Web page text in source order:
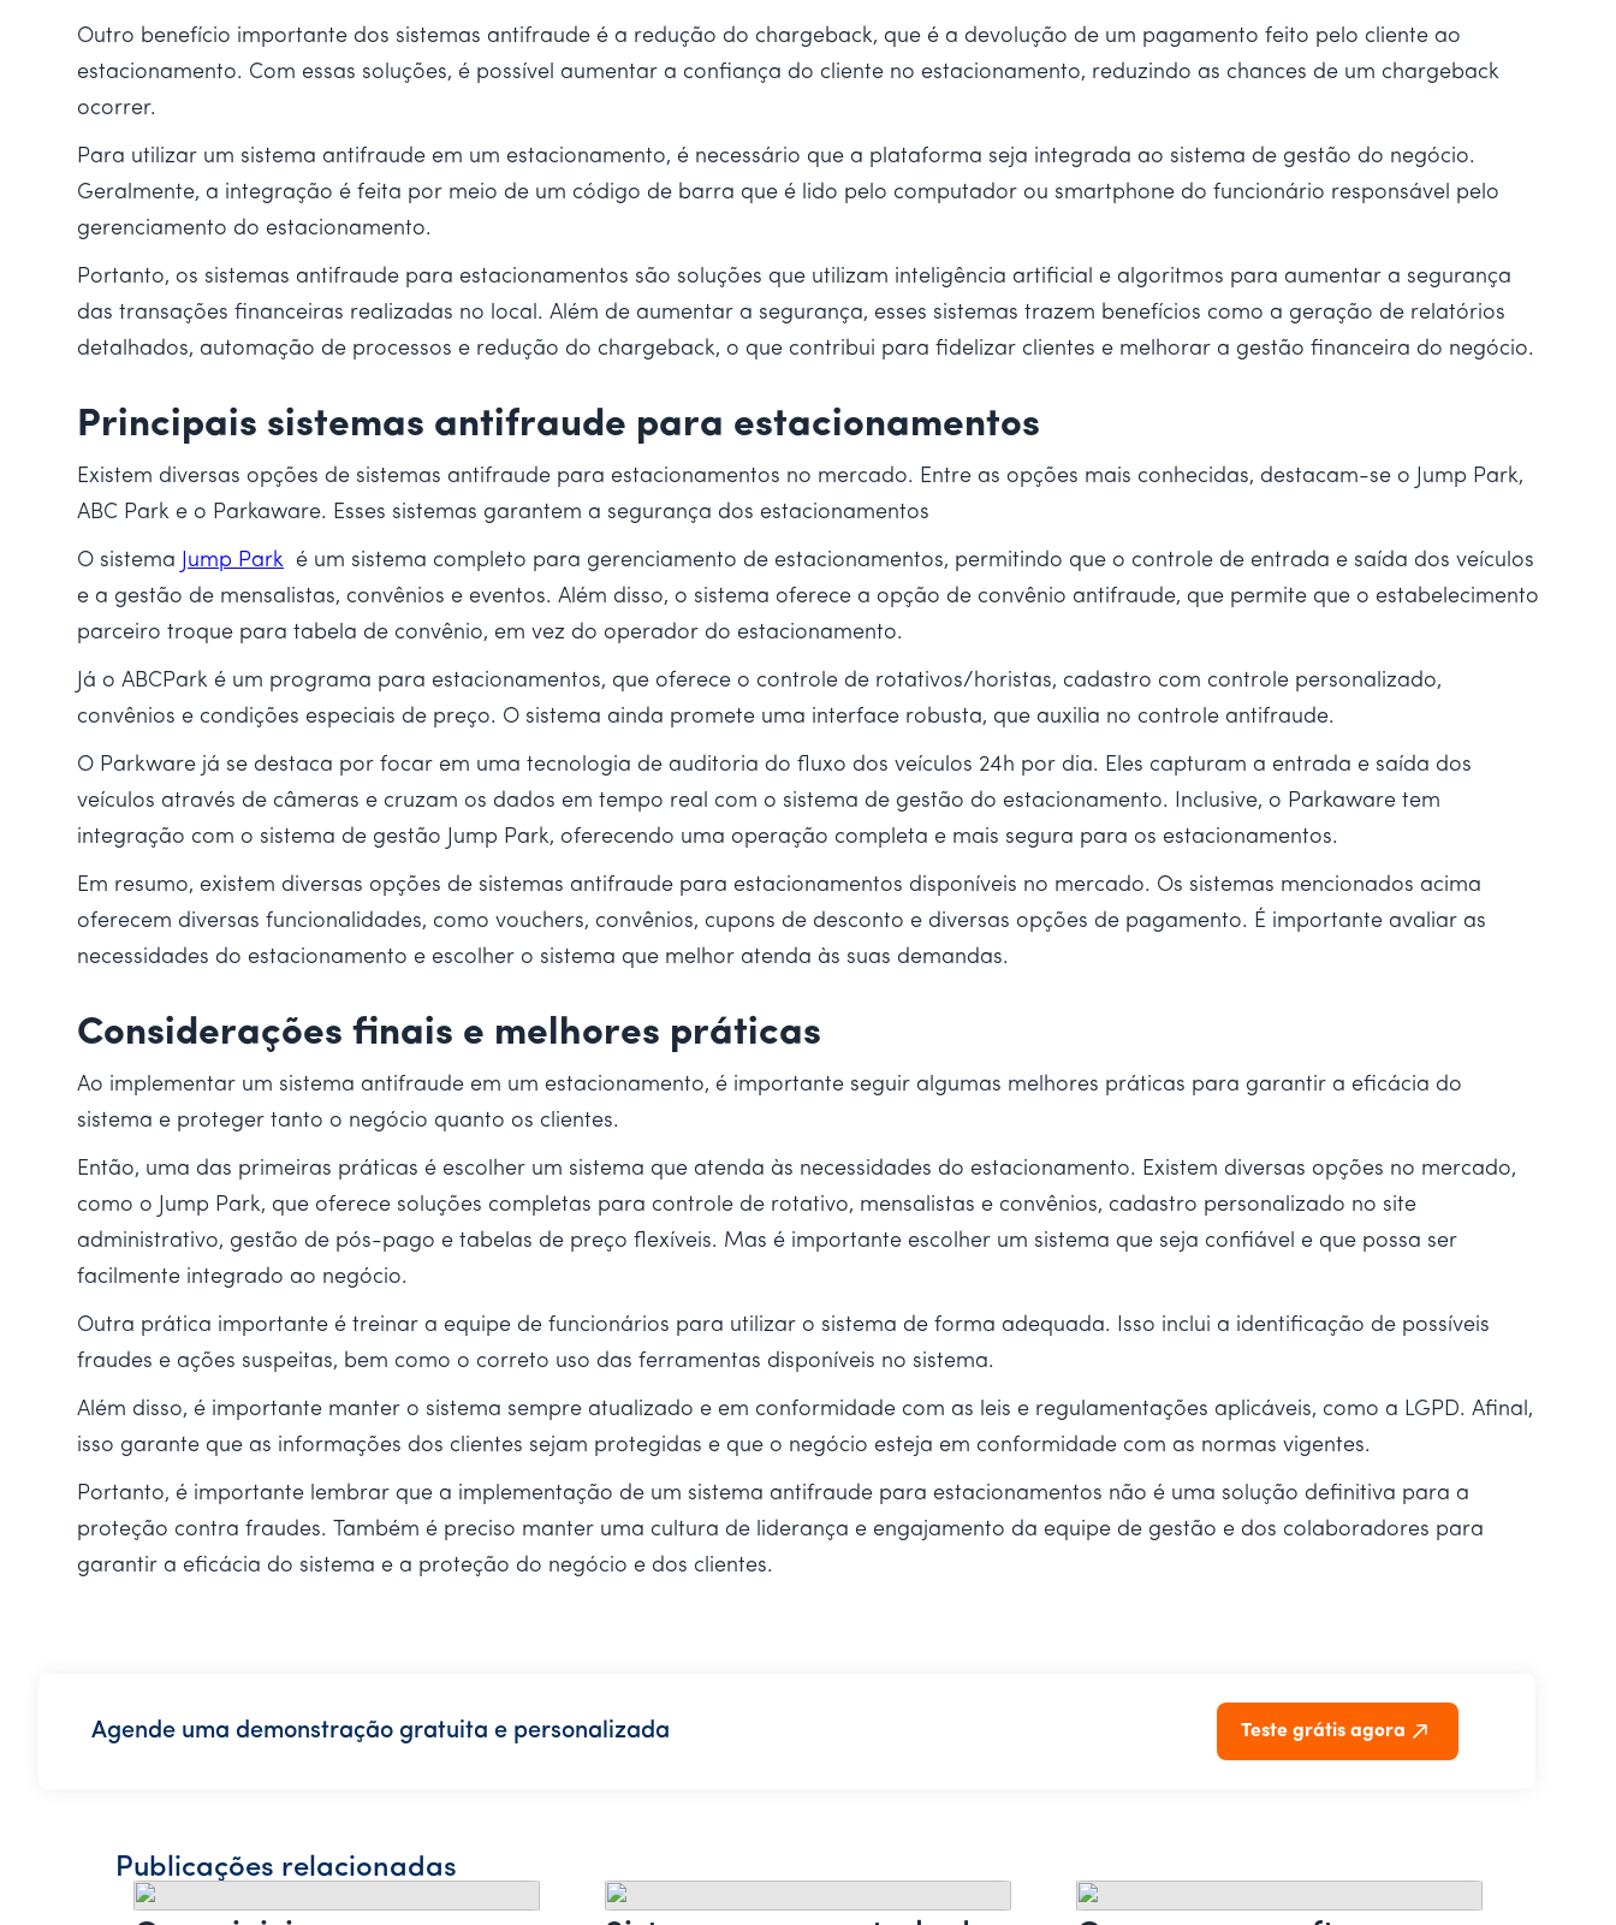
Outro benefício importante dos sistemas antifraude é a redução do chargeback, que é a devolução de um pagamento feito pelo cliente ao
estacionamento. Com essas soluções, é possível aumentar a confiança do cliente no estacionamento, reduzindo as chances de um chargeback
ocorrer.
Para utilizar um sistema antifraude em um estacionamento, é necessário que a plataforma seja integrada ao sistema de gestão do negócio.
Geralmente, a integração é feita por meio de um código de barra que é lido pelo computador ou smartphone do funcionário responsável pelo
gerenciamento do estacionamento.
Portanto, os sistemas antifraude para estacionamentos são soluções que utilizam inteligência artificial e algoritmos para aumentar a segurança
das transações financeiras realizadas no local. Além de aumentar a segurança, esses sistemas trazem benefícios como a geração de relatórios
detalhados, automação de processos e redução do chargeback, o que contribui para fidelizar clientes e melhorar a gestão financeira do negócio.
Principais sistemas antifraude para estacionamentos
Existem diversas opções de sistemas antifraude para estacionamentos no mercado. Entre as opções mais conhecidas, destacam-se o Jump Park,
ABC Park e o Parkaware. Esses sistemas garantem a segurança dos estacionamentos
O sistema Jump Park é um sistema completo para gerenciamento de estacionamentos, permitindo que o controle de entrada e saída dos veículos
e a gestão de mensalistas, convênios e eventos. Além disso, o sistema oferece a opção de convênio antifraude, que permite que o estabelecimento
parceiro troque para tabela de convênio, em vez do operador do estacionamento.
Já o ABCPark é um programa para estacionamentos, que oferece o controle de rotativos/horistas, cadastro com controle personalizado,
convênios e condições especiais de preço. O sistema ainda promete uma interface robusta, que auxilia no controle antifraude.
O Parkware já se destaca por focar em uma tecnologia de auditoria do fluxo dos veículos 24h por dia. Eles capturam a entrada e saída dos
veículos através de câmeras e cruzam os dados em tempo real com o sistema de gestão do estacionamento. Inclusive, o Parkaware tem
integração com o sistema de gestão Jump Park, oferecendo uma operação completa e mais segura para os estacionamentos.
Em resumo, existem diversas opções de sistemas antifraude para estacionamentos disponíveis no mercado. Os sistemas mencionados acima
oferecem diversas funcionalidades, como vouchers, convênios, cupons de desconto e diversas opções de pagamento. É importante avaliar as
necessidades do estacionamento e escolher o sistema que melhor atenda às suas demandas.
Considerações finais e melhores práticas
Ao implementar um sistema antifraude em um estacionamento, é importante seguir algumas melhores práticas para garantir a eficácia do
sistema e proteger tanto o negócio quanto os clientes.
Então, uma das primeiras práticas é escolher um sistema que atenda às necessidades do estacionamento. Existem diversas opções no mercado,
como o Jump Park, que oferece soluções completas para controle de rotativo, mensalistas e convênios, cadastro personalizado no site
administrativo, gestão de pós-pago e tabelas de preço flexíveis. Mas é importante escolher um sistema que seja confiável e que possa ser
facilmente integrado ao negócio.
Outra prática importante é treinar a equipe de funcionários para utilizar o sistema de forma adequada. Isso inclui a identificação de possíveis
fraudes e ações suspeitas, bem como o correto uso das ferramentas disponíveis no sistema.
Além disso, é importante manter o sistema sempre atualizado e em conformidade com as leis e regulamentações aplicáveis, como a LGPD. Afinal,
isso garante que as informações dos clientes sejam protegidas e que o negócio esteja em conformidade com as normas vigentes.
Portanto, é importante lembrar que a implementação de um sistema antifraude para estacionamentos não é uma solução definitiva para a
proteção contra fraudes. Também é preciso manter uma cultura de liderança e engajamento da equipe de gestão e dos colaboradores para
garantir a eficácia do sistema e a proteção do negócio e dos clientes.
Agende uma demonstração gratuita e personalizada Teste grátis agora
Publicações relacionadas